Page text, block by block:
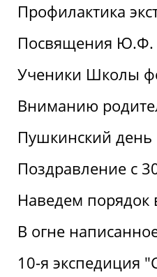
Профилактика
Посвящения
Ученики Школы
Вниманию
Пушкинский день
Поздравление с
Наведем порядок
В огне
10-я экспедиция